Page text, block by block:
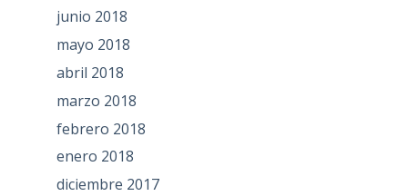
junio 2018
mayo 2018
abril 2018
marzo 2018
febrero 2018
enero 2018
diciembre 2017